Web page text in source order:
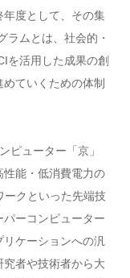
度として、その集
ラムとは、社会的・
を活用した成果の創
ていくための体制
ピューター「京」
能・低消費電力の
ークといった先端技
ーコンピューター
ケーションへの汎
者や技術者から大